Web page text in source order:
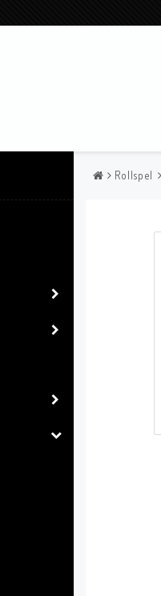
Rollspel